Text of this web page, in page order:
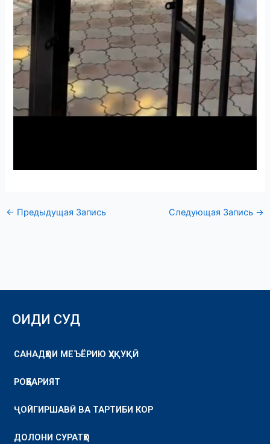
← Предыдущая Запись Следующая Запись →
ОИДИ СУД
САНАДҲОИ МЕЪЁРИЮ ҲУҚУҚӢ
РОҲБАРИЯТ
ҶОЙГИРШАВӢ ВА ТАРТИБИ КОР
ДОЛОНИ СУРАТҲО